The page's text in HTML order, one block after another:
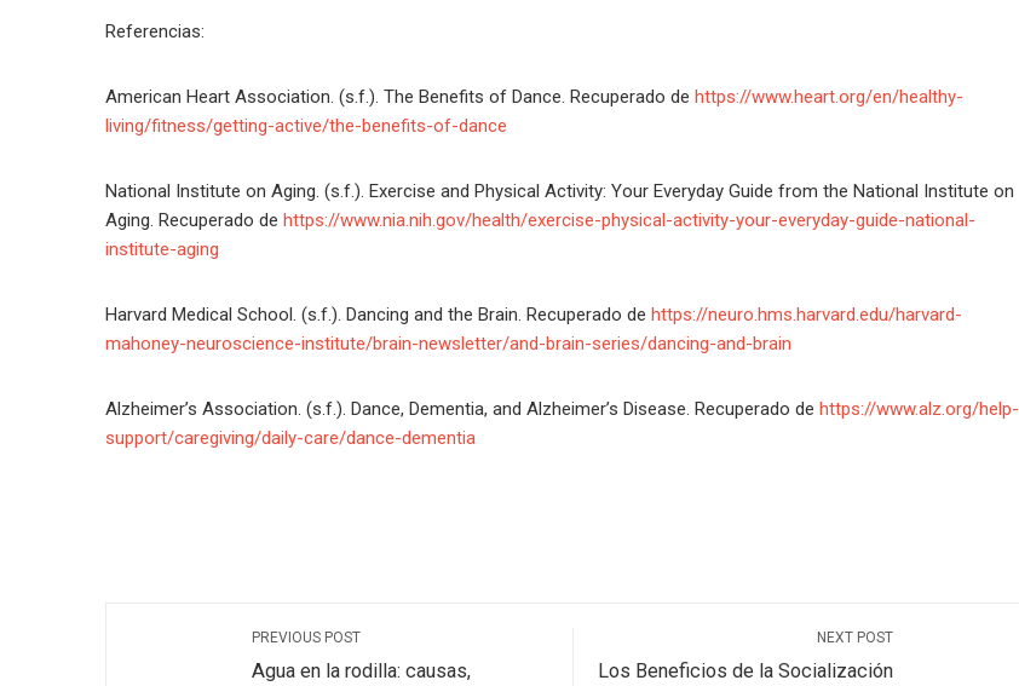
Referencias:
American Heart Association. (s.f.). The Benefits of Dance. Recuperado de https://www.heart.org/en/healthy-
living/fitness/getting-active/the-benefits-of-dance
National Institute on Aging. (s.f.). Exercise and Physical Activity: Your Everyday Guide from the National Institute on
Aging. Recuperado de https://www.nia.nih.gov/health/exercise-physical-activity-your-everyday-guide-national-
institute-aging
Harvard Medical School. (s.f.). Dancing and the Brain. Recuperado de https://neuro.hms.harvard.edu/harvard-
mahoney-neuroscience-institute/brain-newsletter/and-brain-series/dancing-and-brain
Alzheimer’s Association. (s.f.). Dance, Dementia, and Alzheimer’s Disease. Recuperado de https://www.alz.org/help-
support/caregiving/daily-care/dance-dementia
PREVIOUS POST
Agua en la rodilla: causas,
NEXT POST
Los Beneficios de la Socialización